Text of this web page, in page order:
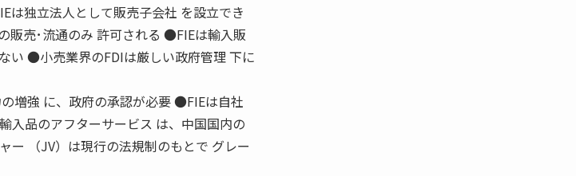
は独立法人として販売子会社 を設立でき
販売･流通のみ 許可される ●FIEは輸入販
い ●小売業界のFDIは厳しい政府管理 下に
増強 に、政府の承認が必要 ●FIEは自社
入品のアフターサービス は、中国国内の
（JV）は現行の法規制のもとで グレー